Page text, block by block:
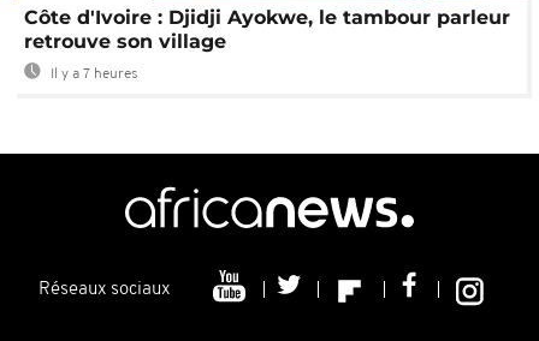
Côte d'Ivoire : Djidji Ayokwe, le tambour parleur
retrouve son village
Il y a 7 heures
Réseaux sociaux